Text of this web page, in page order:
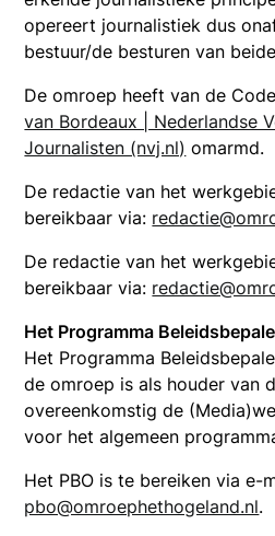
opereert journalistiek dus
bestuur/de besturen van
De omroep heeft van de
van Bordeaux | Nederlandse
Journalisten (nvj.nl) omarmd.
De redactie van het
bereikbaar via:
De redactie van het
bereikbaar via:
Het Programma
Het Programma
de omroep is als houder van
overeenkomstig de
voor het algemeen
Het PBO is te bereiken via e-
pbo@omroephethogeland.nl.